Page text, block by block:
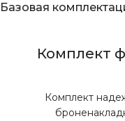
Базовая
Комплект
Комплект